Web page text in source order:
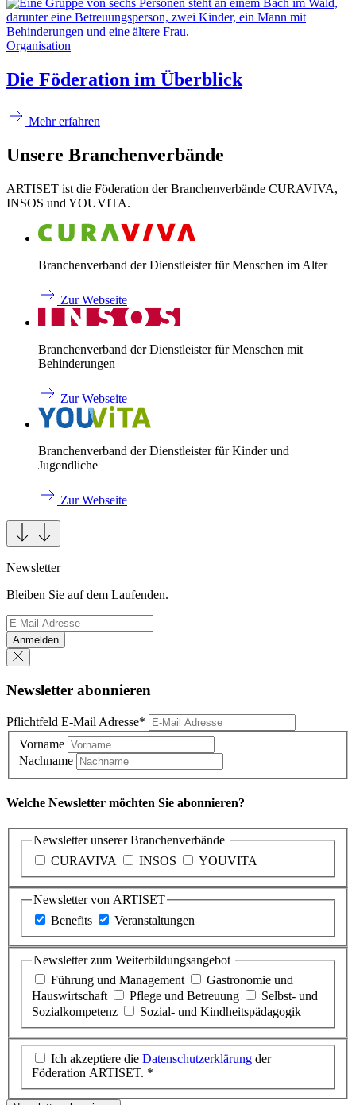
Organisation
Die Föderation im Überblick
Mehr erfahren
Unsere Branchenverbände
ARTISET ist die Föderation der Branchenverbände CURAVIVA,
INSOS und YOUVITA.
Branchenverband der Dienstleister für Menschen im Alter
Zur Webseite
Branchenverband der Dienstleister für Menschen mit
Behinderungen
Zur Webseite
Branchenverband der Dienstleister für Kinder und
Jugendliche
Zur Webseite
Newsletter
Bleiben Sie auf dem Laufenden.
Anmelden
Newsletter abonnieren
Pflichtfeld E-Mail Adresse*
Vorname
Nachname
Welche Newsletter möchten Sie abonnieren?
Newsletter unserer Branchenverbände
CURAVIVA
INSOS YOUVITA
Newsletter von ARTISET
Benefits
Veranstaltungen
Newsletter zum Weiterbildungsangebot
Führung und Management
Gastronomie und
Hauswirtschaft
Pflege und Betreuung
Selbst- und
Sozialkompetenz
Sozial- und Kindheitspädagogik
Ich akzeptiere die Datenschutzerklärung der
Föderation ARTISET. *